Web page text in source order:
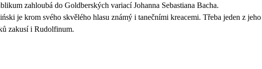
zahloubá do Goldberských variací Johanna Sebastiana Bacha.
je krom svého skvělého hlasu známý i tanečními kreacemi. Třeba jeden z jeho
zakusí i Rudolfinum.